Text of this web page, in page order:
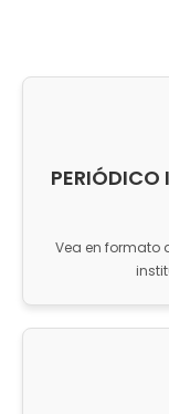
PERIÓDICO
Vea en formato